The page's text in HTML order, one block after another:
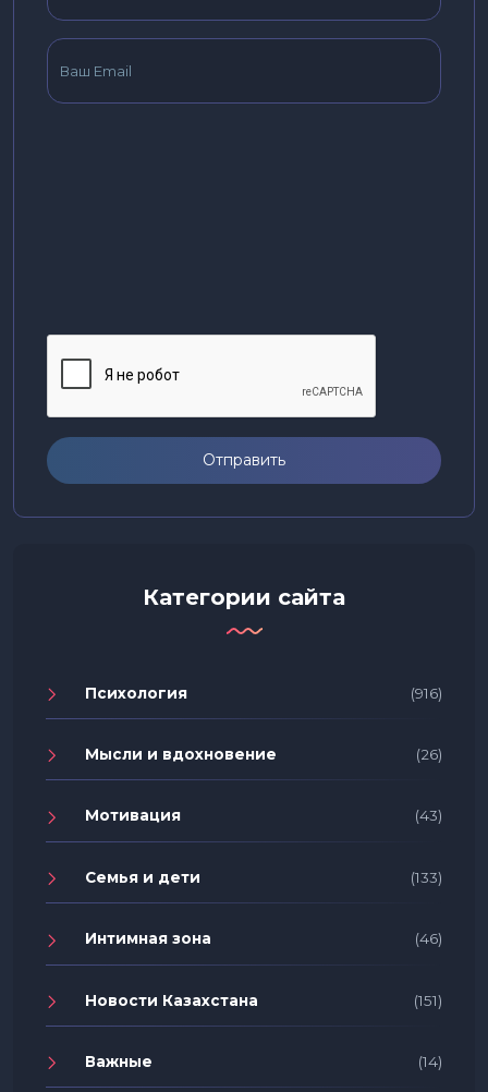
Отправить
Категории сайта
Психология (916)
Мысли и вдохновение (26)
Мотивация (43)
Семья и дети (133)
Интимная зона (46)
Новости Казахстана (151)
Важные (14)